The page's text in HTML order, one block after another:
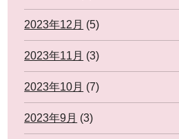
2023年12月 (5)
2023年11月 (3)
2023年10月 (7)
2023年9月 (3)